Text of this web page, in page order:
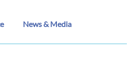
News & Media